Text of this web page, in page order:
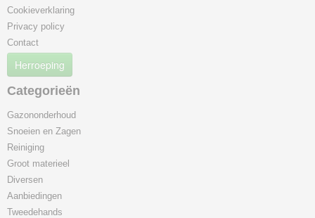
Cookieverklaring
Privacy policy
Contact
Herroeping
Categorieën
Gazononderhoud
Snoeien en Zagen
Reiniging
Groot materieel
Diversen
Aanbiedingen
Tweedehands